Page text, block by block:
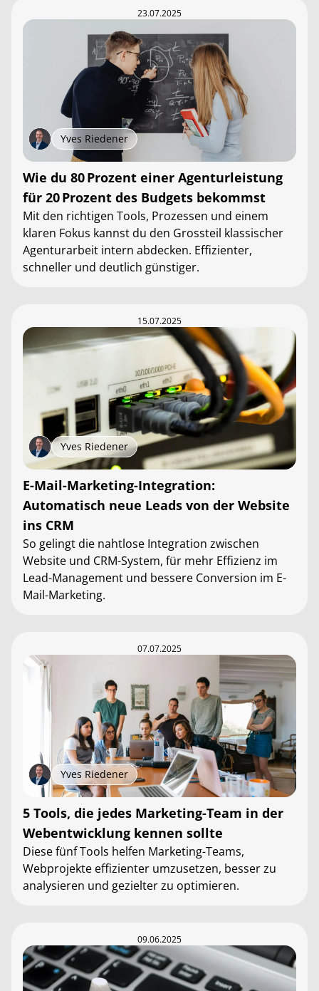
23.07.2025
Yves Riedener
Wie du 80 Prozent einer Agenturleistung
für 20 Prozent des Budgets bekommst
Mit den richtigen Tools, Prozessen und einem
klaren Fokus kannst du den Grossteil klassischer
Agenturarbeit intern abdecken. Effizienter,
schneller und deutlich günstiger.
15.07.2025
Yves Riedener
E-Mail-Marketing-Integration:
Automatisch neue Leads von der Website
ins CRM
So gelingt die nahtlose Integration zwischen
Website und CRM-System, für mehr Effizienz im
Lead-Management und bessere Conversion im E-
Mail-Marketing.
07.07.2025
Yves Riedener
5 Tools, die jedes Marketing-Team in der
Webentwicklung kennen sollte
Diese fünf Tools helfen Marketing-Teams,
Webprojekte effizienter umzusetzen, besser zu
analysieren und gezielter zu optimieren.
09.06.2025